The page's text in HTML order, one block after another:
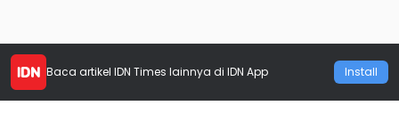
Baca artikel IDN Times lainnya di IDN App Install